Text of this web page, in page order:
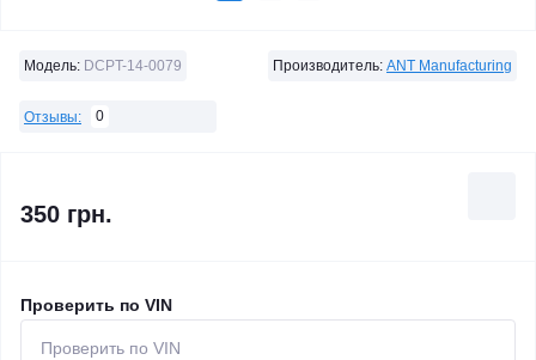
Модель: DCPT-14-0079 Производитель: ANT Manufacturing
Отзывы: 0
350 грн.
Проверить по VIN